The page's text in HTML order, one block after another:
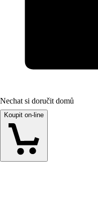
Nechat si doručit domů
Koupit on-line